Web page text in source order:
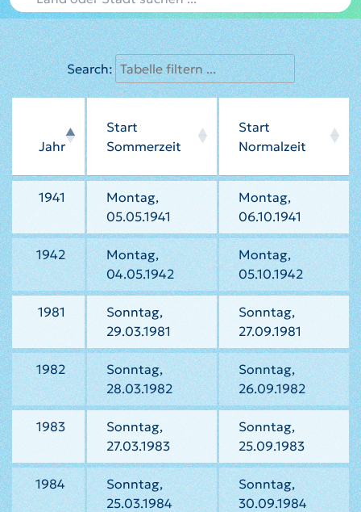
Search:
Jahr
Start
Sommerzeit
Start
Normalzeit
1941
Montag,
05.05.1941
Montag,
06.10.1941
1942
Montag,
04.05.1942
Montag,
05.10.1942
1981
Sonntag,
29.03.1981
Sonntag,
27.09.1981
1982
Sonntag,
28.03.1982
Sonntag,
26.09.1982
1983
Sonntag,
27.03.1983
Sonntag,
25.09.1983
1984
Sonntag,
25.03.1984
Sonntag,
30.09.1984